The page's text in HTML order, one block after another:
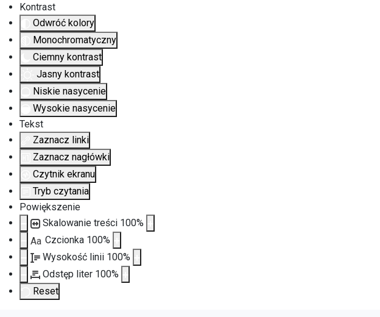
Kontrast
Odwróć kolory
Monochromatyczny
Ciemny kontrast
Jasny kontrast
Niskie nasycenie
Wysokie nasycenie
Tekst
Zaznacz linki
Zaznacz nagłówki
Czytnik ekranu
Tryb czytania
Powiększenie
Skalowanie treści 100%
Aa Czcionka 100%
Wysokość linii 100%
Odstęp liter 100%
Reset